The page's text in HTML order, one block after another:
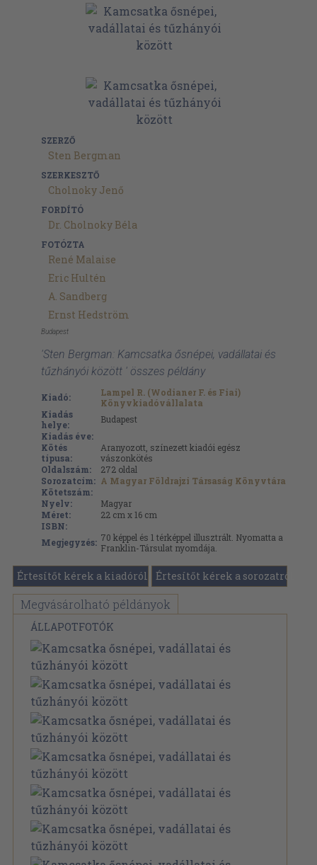
SZERZŐ
Sten Bergman
SZERKESZTŐ
Cholnoky Jenő
FORDÍTÓ
Dr. Cholnoky Béla
FOTÓZTA
René Malaise
Eric Hultén
A. Sandberg
Ernst Hedström
Budapest
'Sten Bergman: Kamcsatka ősnépei, vadállatai és
tűzhányói között ' összes példány
Kiadó:
Lampel R. (Wodianer F. és Fiai)
Könyvkiadóvállalata
Kiadás
helye:
Budapest
Kiadás éve:
Kötés
típusa:
Aranyozott, színezett kiadói egész
vászonkötés
Oldalszám:
272 oldal
Sorozatcím: A Magyar Földrajzi Társaság Könyvtára
Kötetszám:
Nyelv:
Magyar
Méret:
22 cm x 16 cm
ISBN:
Megjegyzés: 70 képpel és 1 térképpel illusztrált. Nyomatta a
Franklin-Társulat nyomdája.
Értesítőt kérek a kiadóról Értesítőt kérek a sorozatról
Megvásárolható példányok
ÁLLAPOTFOTÓK